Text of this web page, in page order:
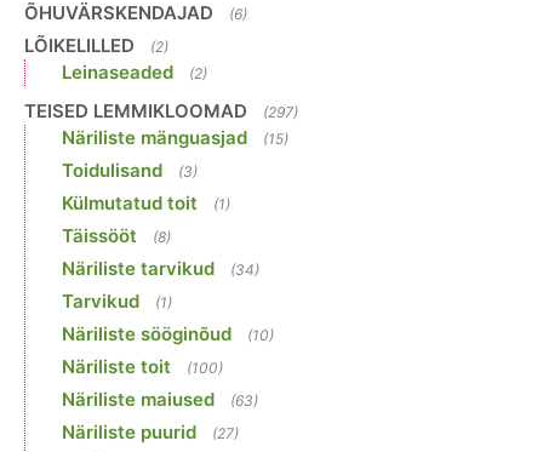
ÕHUVÄRSKENDAJAD (6)
LÕIKELILLED (2)
Leinaseaded (2)
TEISED LEMMIKLOOMAD (297)
Näriliste mänguasjad (15)
Toidulisand (3)
Külmutatud toit (1)
Täissööt (8)
Näriliste tarvikud (34)
Tarvikud (1)
Näriliste sööginõud (10)
Näriliste toit (100)
Näriliste maiused (63)
Näriliste puurid (27)